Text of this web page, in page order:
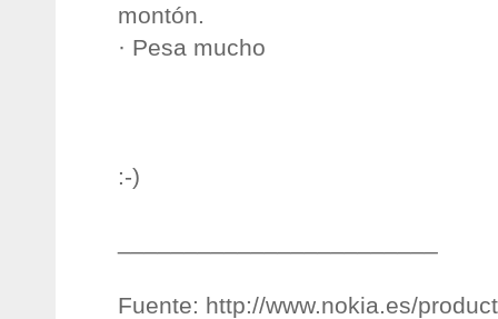
montón.
· Pesa mucho
:-)
Fuente: http://www.nokia.es/